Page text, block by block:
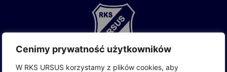
Cenimy prywatność użytkowników
W RKS URSUS korzystamy z plików cookies, aby